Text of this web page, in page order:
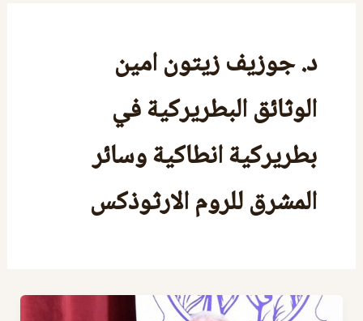
د. جوزيف زيتون امين
الوثائق البطريركية في
بطريركية انطاكية وسائر
المشرق للروم الارثوذكس